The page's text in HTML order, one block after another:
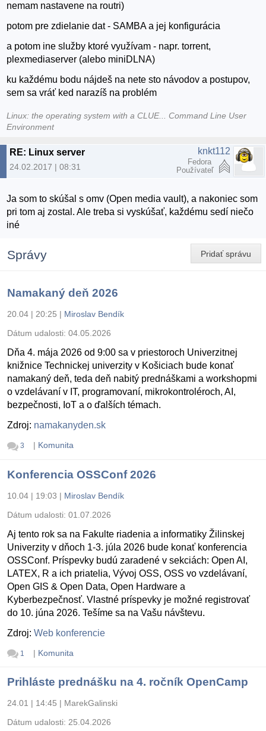
nemam nastavene na routri)
potom pre zdielanie dat - SAMBA a jej konfigurácia
a potom ine služby ktoré využívam - napr. torrent,
plexmediaserver (alebo miniDLNA)
ku každému bodu nájdeš na nete sto návodov a postupov,
sem sa vráť ked narazíš na problém
Linux: the operating system with a CLUE... Command Line User
Environment
RE: Linux server
24.02.2017 | 08:31
knkt112
Fedora
Používateľ
Ja som to skúšal s omv (Open media vault), a nakoniec som
pri tom aj zostal. Ale treba si vyskúšať, každému sedí niečo
iné
Pridať správu
Správy
Namakaný deň 2026
20.04 | 20:25 | Miroslav Bendík
Dátum udalosti: 04.05.2026
Dňa 4. mája 2026 od 9:00 sa v priestoroch Univerzitnej
knižnice Technickej univerzity v Košiciach bude konať
namakaný deň, teda deň nabitý prednáškami a workshopmi
o vzdelávaní v IT, programovaní, mikrokontroléroch, AI,
bezpečnosti, IoT a o ďalších témach.
Zdroj: namakanyden.sk
3 | Komunita
Konferencia OSSConf 2026
10.04 | 19:03 | Miroslav Bendík
Dátum udalosti: 01.07.2026
Aj tento rok sa na Fakulte riadenia a informatiky Žilinskej
Univerzity v dňoch 1-3. júla 2026 bude konať konferencia
OSSConf. Príspevky budú zaradené v sekciách: Open AI,
LATEX, R a ich priatelia, Vývoj OSS, OSS vo vzdelávaní,
Open GIS & Open Data, Open Hardware a
Kyberbezpečnosť. Vlastné príspevky je možné registrovať
do 10. júna 2026. Tešíme sa na Vašu návštevu.
Zdroj: Web konferencie
1 | Komunita
Prihláste prednášku na 4. ročník OpenCamp
24.01 | 14:45 | MarekGalinski
Dátum udalosti: 25.04.2026